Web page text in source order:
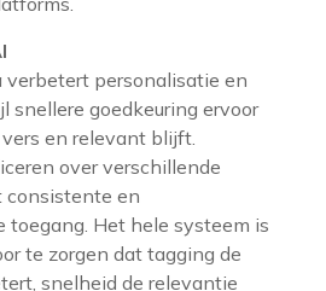
verbetert personalisatie en
snellere goedkeuring ervoor
en relevant blijft.
over verschillende
consistente en
toegang. Het hele systeem is
te zorgen dat tagging de
snelheid de relevantie